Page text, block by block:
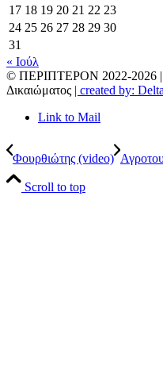
17 18 19 20 21 22 23
24 25 26 27 28 29 30
31
« Ιούλ
© ΠΕΡΙΠΤΕΡΟΝ 2022-2026
Δικαιώματος | created by:
Link to Mail
Φουρθιώτης (video)
Scroll to top